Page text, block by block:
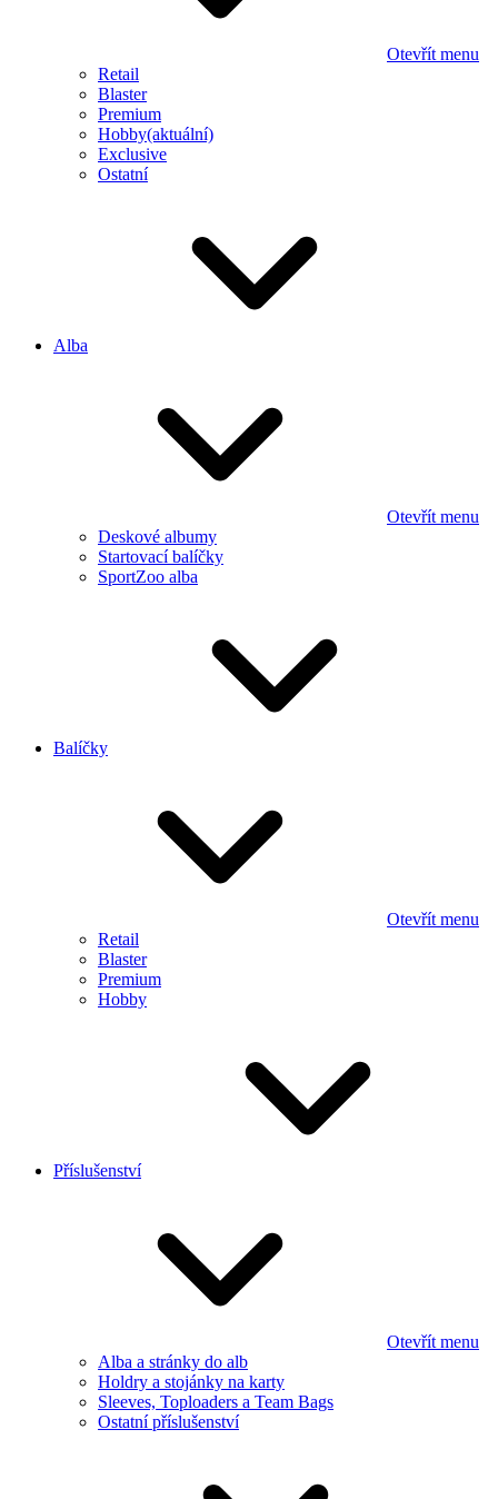
Otevřít menu
Retail
Blaster
Premium
Hobby(aktuální)
Exclusive
Ostatní
Alba
Otevřít menu
Deskové albumy
Startovací balíčky
SportZoo alba
Balíčky
Otevřít menu
Retail
Blaster
Premium
Hobby
Příslušenství
Otevřít menu
Alba a stránky do alb
Holdry a stojánky na karty
Sleeves, Toploaders a Team Bags
Ostatní příslušenství